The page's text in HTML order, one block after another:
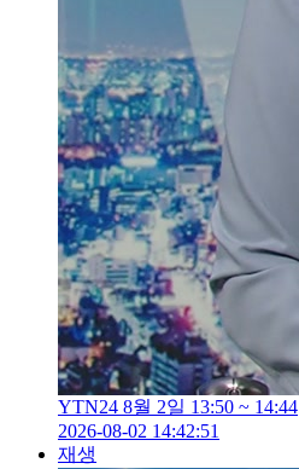
YTN24 8월 2일 13:50 ~ 14:44
2026-08-02 14:42:51
재생